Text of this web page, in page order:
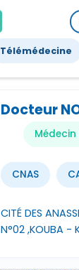
Télémédecine
Docteur
CNAS
CITÉ DES
N°02 ,KOUBA